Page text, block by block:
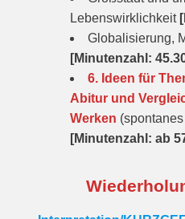
Lebenswirklichkeit
Globalisierung,
[Minutenzahl:
6. Ideen für
Abitur und
Werken
[Minutenzahl: ab